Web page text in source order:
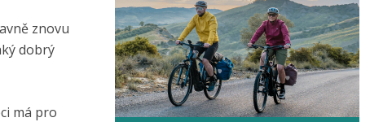
znovu
dobrý
má pro